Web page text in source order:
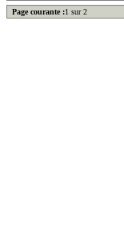
Page courante :1 sur 2